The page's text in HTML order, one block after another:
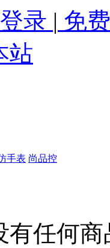
录 | 免
站
手表 尚品控
有任何商